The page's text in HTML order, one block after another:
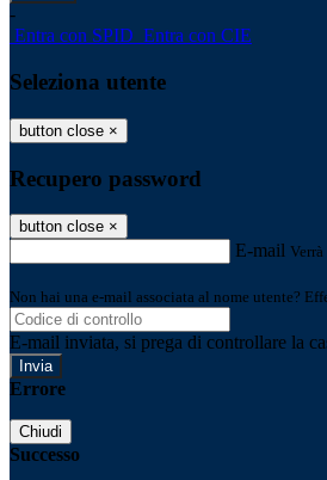
-
Entra con SPID Entra con CIE
Seleziona utente
button close ×
Recupero password
button close ×
E-mail
Non hai una e-mail associata al nome utente?
E-mail inviata, si prega di controllare la
Errore
Chiudi
Successo